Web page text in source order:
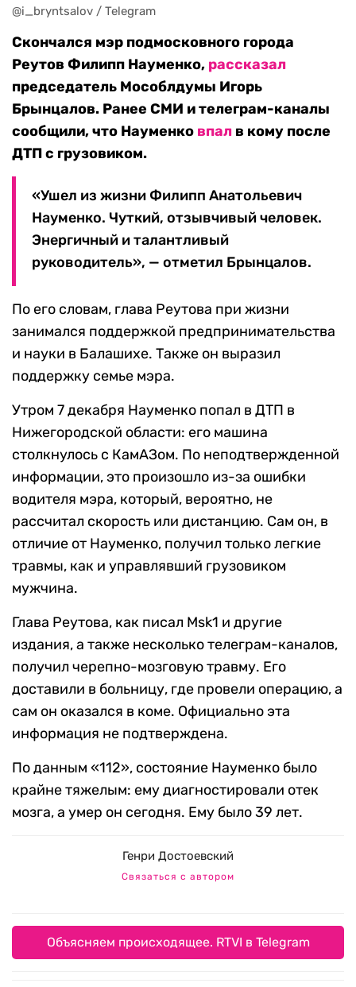
@i_bryntsalov / Telegram
Скончался мэр подмосковного города
Реутов Филипп Науменко, рассказал
председатель Мособлдумы Игорь
Брынцалов. Ранее СМИ и телеграм-каналы
сообщили, что Науменко впал в кому после
ДТП с грузовиком.
«Ушел из жизни Филипп Анатольевич
Науменко. Чуткий, отзывчивый человек.
Энергичный и талантливый
руководитель», — отметил Брынцалов.
По его словам, глава Реутова при жизни
занимался поддержкой предпринимательства
и науки в Балашихе. Также он выразил
поддержку семье мэра.
Утром 7 декабря Науменко попал в ДТП в
Нижегородской области: его машина
столкнулось с КамАЗом. По неподтвержденной
информации, это произошло из-за ошибки
водителя мэра, который, вероятно, не
рассчитал скорость или дистанцию. Сам он, в
отличие от Науменко, получил только легкие
травмы, как и управлявший грузовиком
мужчина.
Глава Реутова, как писал Msk1 и другие
издания, а также несколько телеграм-каналов,
получил черепно-мозговую травму. Его
доставили в больницу, где провели операцию, а
сам он оказался в коме. Официально эта
информация не подтверждена.
По данным «112», состояние Науменко было
крайне тяжелым: ему диагностировали отек
мозга, а умер он сегодня. Ему было 39 лет.
Генри Достоевский
Связаться с автором
Объясняем происходящее. RTVI в Telegram